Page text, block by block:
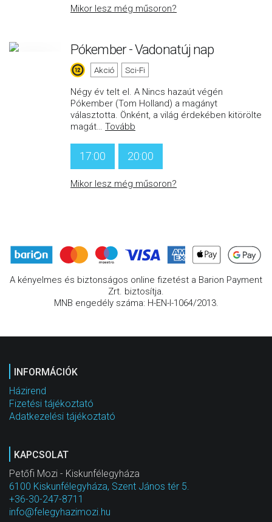
Mikor lesz még műsoron?
Pókember - Vadonatúj nap
Akció Sci-Fi
Négy év telt el. A Nincs hazaút végén
Pókember (Tom Holland) a magányt
választotta. Önként, a világ érdekében kitörölte
magát… Tovább
17:00 20:00
Mikor lesz még műsoron?
A kényelmes és biztonságos online fizetést a Barion Payment
Zrt. biztosítja.
MNB engedély száma: H-EN-I-1064/2013.
INFORMÁCIÓK
Házirend
Fizetési tájékoztató
Adatkezelési tájékoztató
KAPCSOLAT
Petőfi Mozi - Kiskunfélegyháza
6100 Kiskunfélegyháza, Szent János tér 5.
+36-30-247-8711
info@felegyhazimozi.hu